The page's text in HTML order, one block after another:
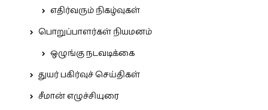
எதிர்வரும் நிகழ்வுகள்
பொறுப்பாளர்கள் நியமனம்
ஒழுங்கு நடவடிக்கை
துயர் பகிர்வுச் செய்திகள்
சீமான் எழுச்சியுரை